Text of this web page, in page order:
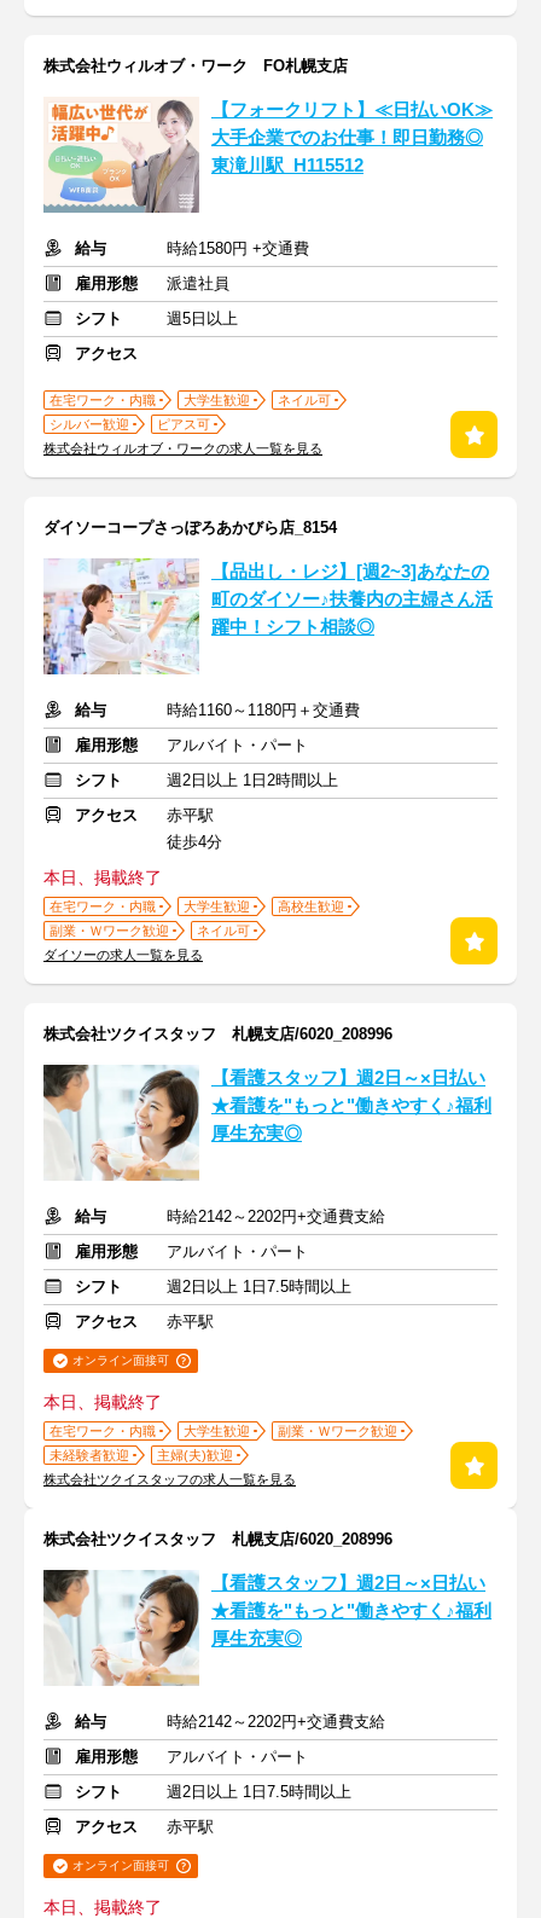
株式会社ウィルオブ・ワーク FO札幌支店
【フォークリフト】≪日払いOK≫
大手企業でのお仕事！即日勤務◎
東滝川駅_H115512
給与
時給1580円 +交通費
雇用形態
派遣社員
シフト
週5日以上
アクセス
在宅ワーク・内職 大学生歓迎
ネイル可
シルバー歓迎
ピアス可
株式会社ウィルオブ・ワークの求人一覧を見る
ダイソーコープさっぽろあかびら店_8154
【品出し・レジ】[週2~3]あなたの
町のダイソー♪扶養内の主婦さん活
躍中！シフト相談◎
給与
時給1160～1180円＋交通費
雇用形態
アルバイト・パート
シフト
週2日以上 1日2時間以上
アクセス
赤平駅
徒歩4分
本日、掲載終了
在宅ワーク・内職 大学生歓迎
高校生歓迎
副業・Ｗワーク歓迎
ネイル可
ダイソーの求人一覧を見る
株式会社ツクイスタッフ 札幌支店/6020_208996
【看護スタッフ】週2日～×日払い
★看護を"もっと"働きやすく♪福利
厚生充実◎
給与
時給2142～2202円+交通費支給
雇用形態
アルバイト・パート
シフト
週2日以上 1日7.5時間以上
アクセス
赤平駅
オンライン面接可
本日、掲載終了
在宅ワーク・内職 大学生歓迎
副業・Ｗワーク歓迎
未経験者歓迎
主婦(夫)歓迎
株式会社ツクイスタッフの求人一覧を見る
株式会社ツクイスタッフ 札幌支店/6020_208996
【看護スタッフ】週2日～×日払い
★看護を"もっと"働きやすく♪福利
厚生充実◎
給与
時給2142～2202円+交通費支給
雇用形態
アルバイト・パート
シフト
週2日以上 1日7.5時間以上
アクセス
赤平駅
オンライン面接可
本日、掲載終了